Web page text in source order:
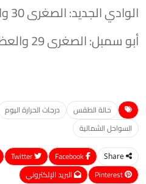
​الوادي الجديد: الصغرى 30 والعظمى 47.
​أبو سمبل: الصغرى 29 والعظمى 44.
حالة الطقس درجات الحرارة اليوم
السواحل الشمالية
Share
Pinterest
البريد الإلكتروني